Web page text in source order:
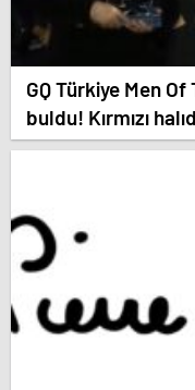
GQ Türkiye Men
buldu! Kırmızı